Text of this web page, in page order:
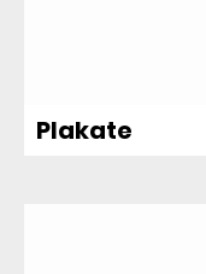
Plakate